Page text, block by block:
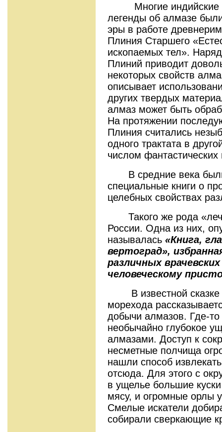
Многие индийские
легенды об алмазе
эры в работе
Плиния Старшего
ископаемых тел».
Плиний приводит
некоторых свойств
описывает
других твердых
алмаз может быть
На протяжении
Плиния считались
одного трактата в
числом
В средние века
специальные книги о
целебных свойствах
Такого же рода
России. Одна из них,
называлась «Книга,
вертоград»,
различных
человеческому
В известной сказке
морехода
добычи алмазов. Где-то
необычайно глубокое
алмазами. Доступ к
несметные полчища
нашли способ
отсюда. Для этого с
в ущелье большие
мясу, и огромные орлы
Смелые искатели
собирали сверкающие